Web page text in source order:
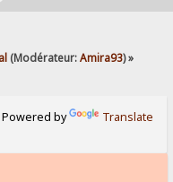
(Modérateur:Amira93) »
Powered by Translate